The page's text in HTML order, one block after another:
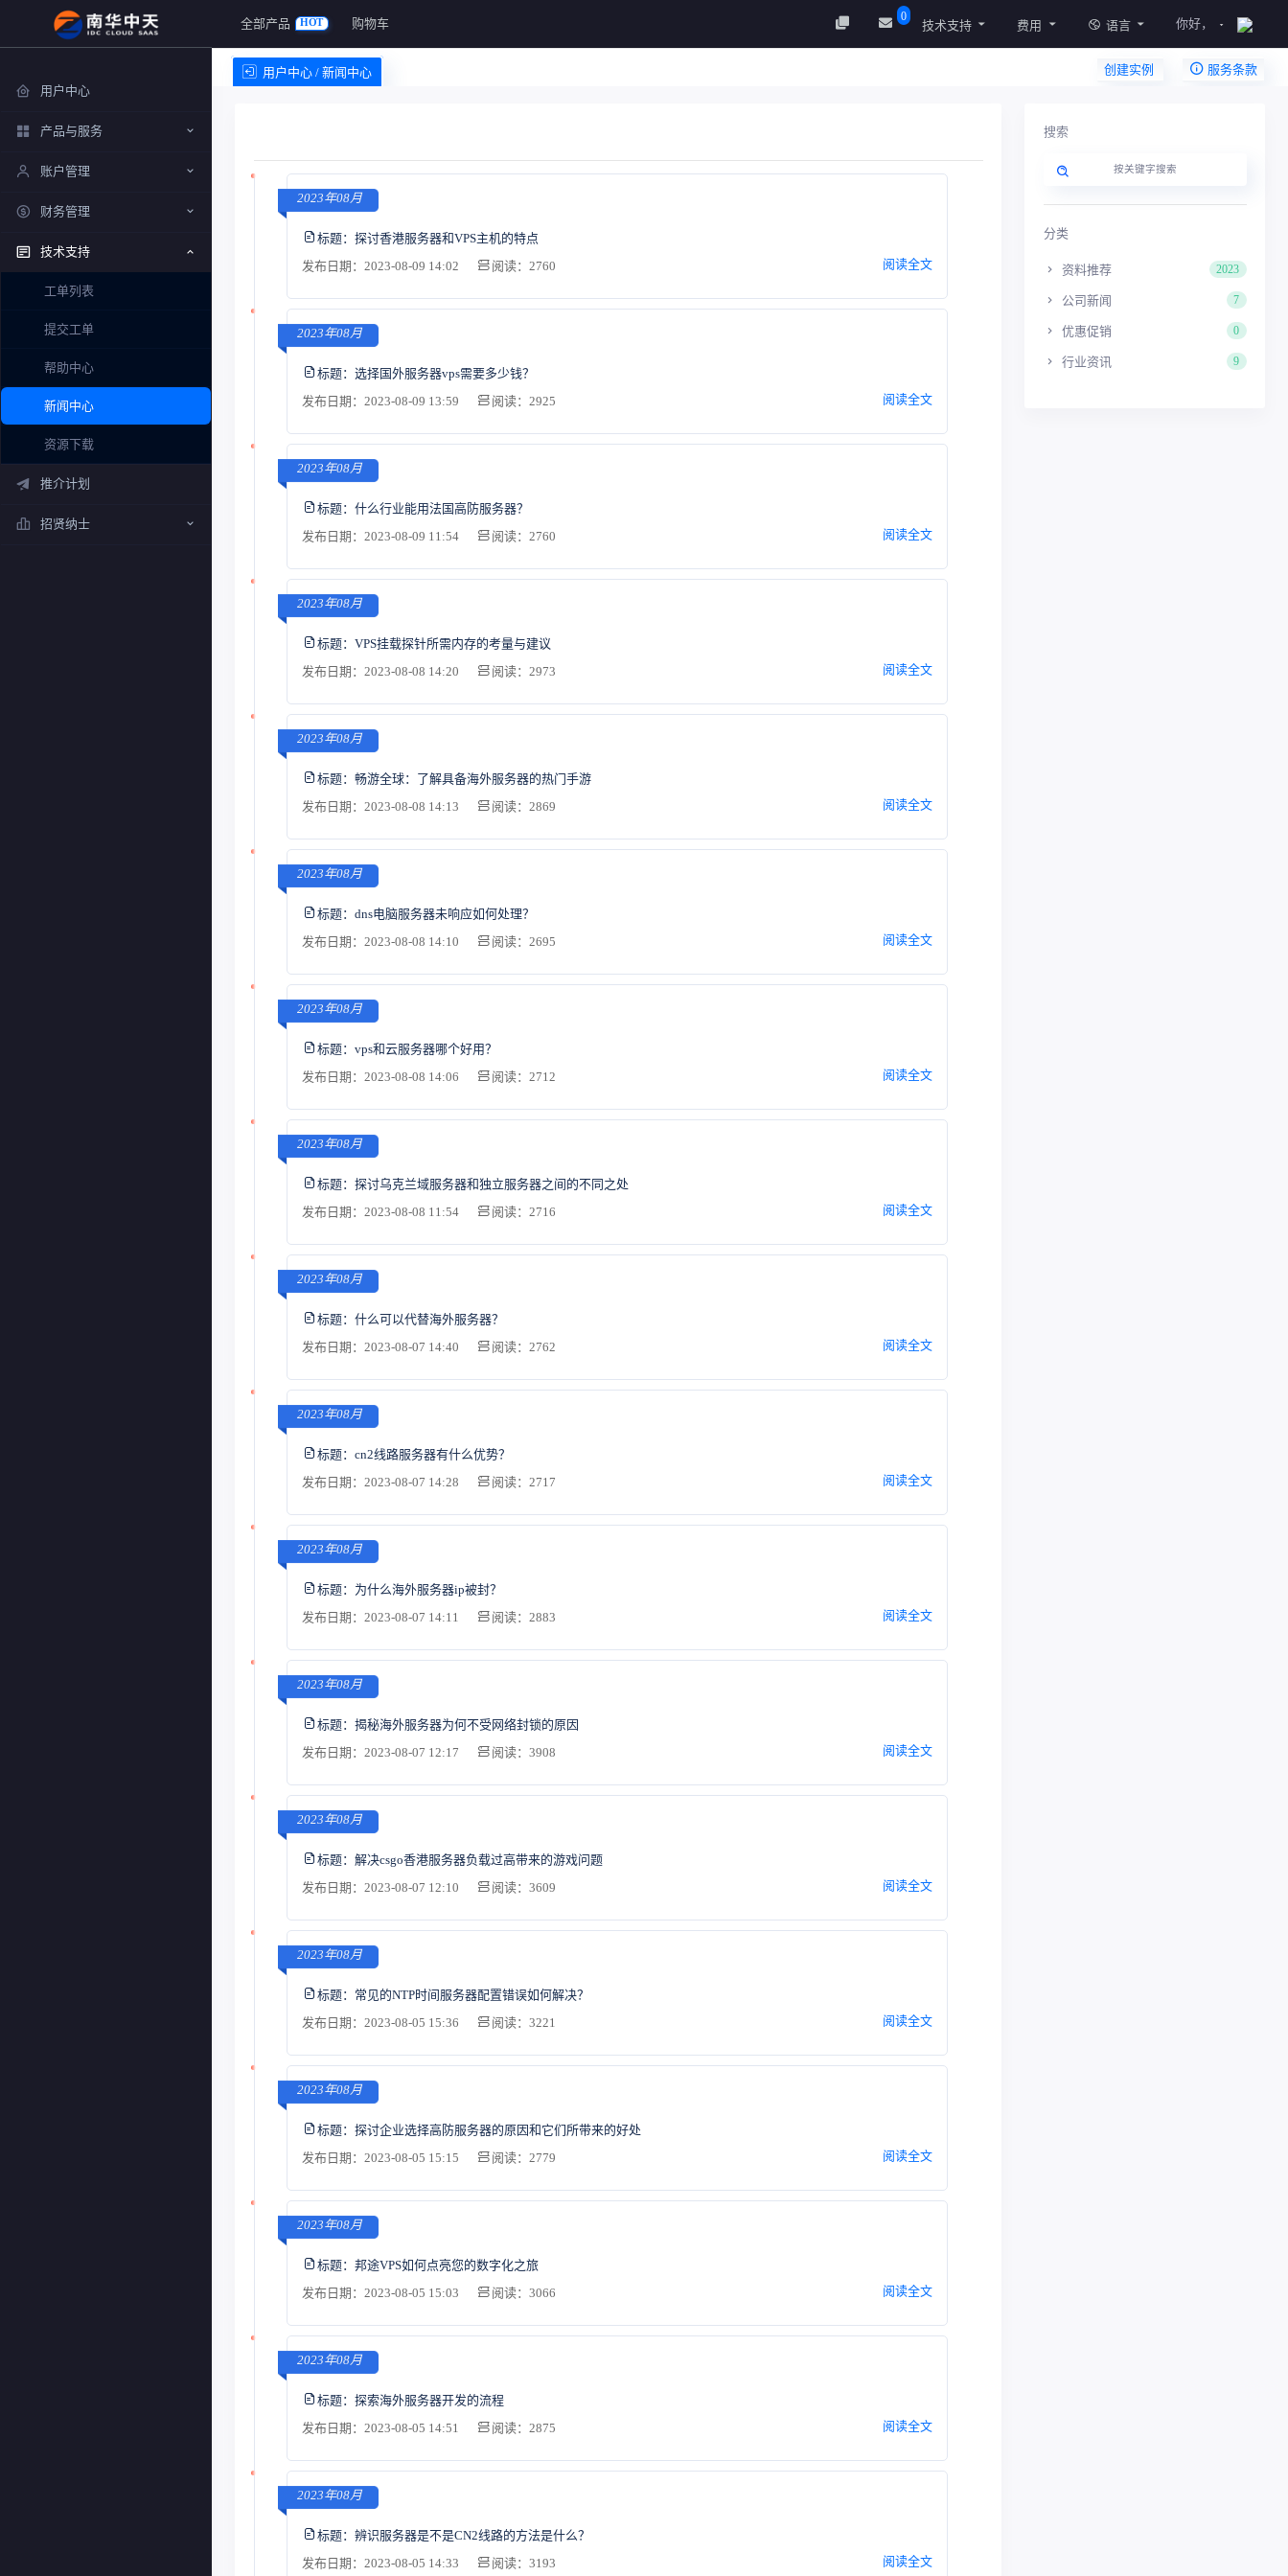
全部产品 HOT 购物车 0
技术支持 费用 语言 你好，
用户中心 / 新闻中心 创建实例
服务条款
用户中心
产品与服务
账户管理
财务管理
技术支持
工单列表
提交工单
帮助中心
新闻中心
资源下载
推介计划
招贤纳士
2023年08月
标题： 探讨香港服务器和VPS主机的特点
发布日期：2023-08-09 14:02
阅读：2760 阅读全文
2023年08月
标题： 选择国外服务器vps需要多少钱？
发布日期：2023-08-09 13:59
阅读：2925 阅读全文
2023年08月
标题： 什么行业能用法国高防服务器？
发布日期：2023-08-09 11:54
阅读：2760 阅读全文
2023年08月
标题： VPS挂载探针所需内存的考量与建议
发布日期：2023-08-08 14:20
阅读：2973 阅读全文
2023年08月
标题： 畅游全球：了解具备海外服务器的热门手游
发布日期：2023-08-08 14:13
阅读：2869 阅读全文
2023年08月
标题： dns电脑服务器未响应如何处理？
发布日期：2023-08-08 14:10
阅读：2695 阅读全文
2023年08月
标题： vps和云服务器哪个好用？
发布日期：2023-08-08 14:06
阅读：2712 阅读全文
2023年08月
标题： 探讨乌克兰域服务器和独立服务器之间的不同之处
发布日期：2023-08-08 11:54
阅读：2716 阅读全文
2023年08月
标题： 什么可以代替海外服务器？
发布日期：2023-08-07 14:40
阅读：2762 阅读全文
2023年08月
标题： cn2线路服务器有什么优势？
发布日期：2023-08-07 14:28
阅读：2717 阅读全文
2023年08月
标题： 为什么海外服务器ip被封？
发布日期：2023-08-07 14:11
阅读：2883 阅读全文
2023年08月
标题： 揭秘海外服务器为何不受网络封锁的原因
发布日期：2023-08-07 12:17
阅读：3908 阅读全文
2023年08月
标题： 解决csgo香港服务器负载过高带来的游戏问题
发布日期：2023-08-07 12:10
阅读：3609 阅读全文
2023年08月
标题： 常见的NTP时间服务器配置错误如何解决？
发布日期：2023-08-05 15:36
阅读：3221 阅读全文
2023年08月
标题： 探讨企业选择高防服务器的原因和它们所带来的好处
发布日期：2023-08-05 15:15
阅读：2779 阅读全文
2023年08月
标题： 邦途VPS如何点亮您的数字化之旅
发布日期：2023-08-05 15:03
阅读：3066 阅读全文
2023年08月
标题： 探索海外服务器开发的流程
发布日期：2023-08-05 14:51
阅读：2875 阅读全文
2023年08月
标题： 辨识服务器是不是CN2线路的方法是什么？
发布日期：2023-08-05 14:33
阅读：3193 阅读全文
搜索
分类
资料推荐 2023
公司新闻 7
优惠促销 0
行业资讯 9